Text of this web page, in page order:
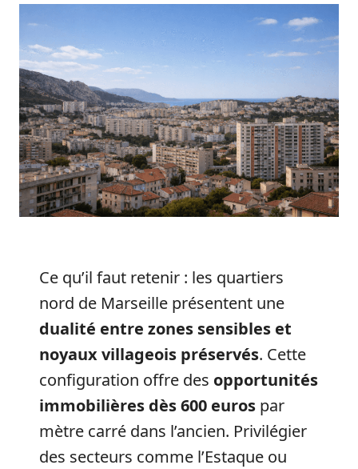
Ce qu’il faut retenir : les quartiers
nord de Marseille présentent une
dualité entre zones sensibles et
noyaux villageois préservés. Cette
configuration offre des opportunités
immobilières dès 600 euros par
mètre carré dans l’ancien. Privilégier
des secteurs comme l’Estaque ou